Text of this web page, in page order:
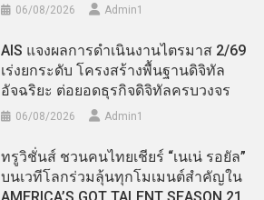
06/08/2026 Admin​1
AIS แจงผลการดำเนินงานไตรมาส 2/69
เร่งยกระดับ โครงสร้างพื้นฐานดิจิทัล
อัจฉริยะ ต่อยอดธุรกิจดิจิทัลครบวงจร
06/08/2026 Admin​1
ทรูวิชั่นส์ ชวนคนไทยเชียร์ “เนเน่ รอยัล”
บนเวทีโลกร่วมลุ้นทุกโมเมนต์สำคัญใน